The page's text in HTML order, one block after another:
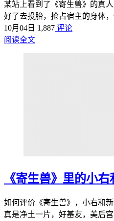
某站上看到了《寄生兽》的真
好了去投胎，抢占宿主的身体
10月04日 1,887 评论
阅读全文
《寄生兽》里的小
如何评价《寄生兽》，小右和
真是净土一片，好基友，美后